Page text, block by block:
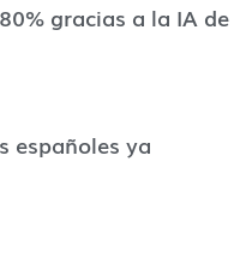
gracias a la IA de
españoles ya